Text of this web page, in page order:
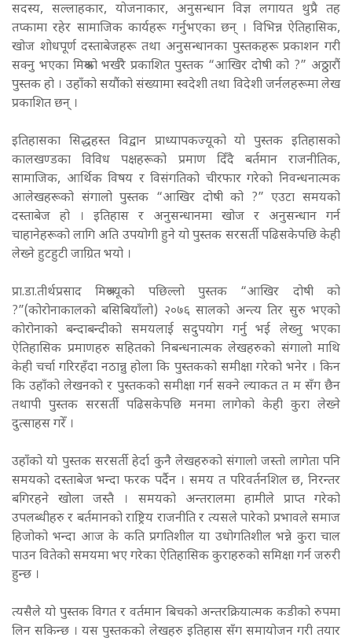
सदस्य, सल्लाहकार, योजनाकार, अनुसन्धान विज्ञ लगायत थुप्रै तह
तप्कामा रहेर सामाजिक कार्यहरू गर्नुभएका छन् । विभिन्न ऐतिहासिक,
खोज शोधपूर्ण दस्ताबेजहरू तथा अनुसन्धानका पुस्तकहरू प्रकाशन गरी
सक्नु भएका मिश्रको भर्खरै प्रकाशित पुस्तक “आखिर दोषी को ?” अठ्ठारौं
पुस्तक हो । उहाँको सयौंको संख्यामा स्वदेशी तथा विदेशी जर्नलहरूमा लेख
प्रकाशित छन् ।
इतिहासका सिद्धहस्त विद्वान प्राध्यापकज्यूको यो पुस्तक इतिहासको
कालखण्डका विविध पक्षहरूको प्रमाण दिँदै बर्तमान राजनीतिक,
सामाजिक, आर्थिक विषय र विसंगतिको चीरफार गरेको निवन्धनात्मक
आलेखहरूको संगालो पुस्तक “आखिर दोषी को ?” एउटा समयको
दस्ताबेज हो । इतिहास र अनुसन्धानमा खोज र अनुसन्धान गर्न
चाहानेहरूको लागि अति उपयोगी हुने यो पुस्तक सरसर्ती पढिसकेपछि केही
लेख्ने हुटहुटी जाग्रित भयो ।
प्रा.डा.तीर्थप्रसाद मिश्रज्यूको पछिल्लो पुस्तक “आखिर दोषी को
?”(कोरोनाकालको बसिबियाँलो) २०७६ सालको अन्त्य तिर सुरु भएको
कोरोनाको बन्दाबन्दीको समयलाई सदुपयोग गर्नु भई लेख्नु भएका
ऐतिहासिक प्रमाणहरु सहितको निबन्धनात्मक लेखहरुको संगालो माथि
केही चर्चा गरिरहँदा नठान्नु होला कि पुस्तकको समीक्षा गरेको भनेर । किन
कि उहाँको लेखनको र पुस्तकको समीक्षा गर्न सक्ने ल्याकत त म सँग छैन
तथापी पुस्तक सरसर्ती पढिसकेपछि मनमा लागेको केही कुरा लेख्ने
दुत्साहस गरेँ ।
उहाँको यो पुस्तक सरसर्ती हेर्दा कुनै लेखहरुको संगालो जस्तो लागेता पनि
समयको दस्ताबेज भन्दा फरक पर्दैन । समय त परिवर्तनशिल छ, निरन्तर
बगिरहने खोला जस्तै । समयको अन्तरालमा हामीले प्राप्त गरेको
उपलब्धीहरु र बर्तमानको राष्ट्रिय राजनीति र त्यसले पारेको प्रभावले समाज
हिजोको भन्दा आज के कति प्रगतिशील या उधोगतिशील भन्ने कुरा चाल
पाउन वितेको समयमा भए गरेका ऐतिहासिक कुराहरुको समिक्षा गर्न जरुरी
हुन्छ ।
त्यसैले यो पुस्तक विगत र वर्तमान बिचको अन्तरक्रियात्मक कडीको रुपमा
लिन सकिन्छ । यस पुस्तकको लेखहरु इतिहास सँग समायोजन गरी तयार